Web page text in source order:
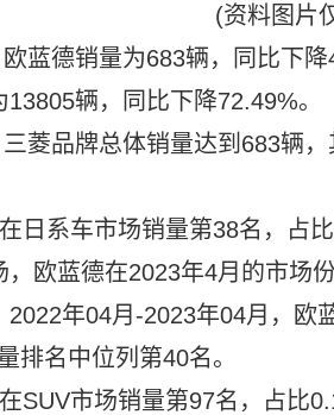
(资料图片
蓝德销量为683辆，同比下
辆，同比下降72.49%。
菱品牌总体销量达到683辆
日系车市场销量第38名，占
，欧蓝德在2023年4月的市场
2022年04月-2023年04月，
排名中位列第40名。
SUV市场销量第97名，占比